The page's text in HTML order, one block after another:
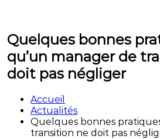
Quelques bonnes
qu’un manager de
doit pas négliger
Accueil
Actualités
Quelques bonnes
transition ne doit pas